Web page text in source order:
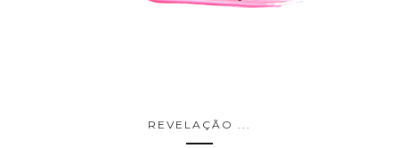
REVELAÇÃO ...